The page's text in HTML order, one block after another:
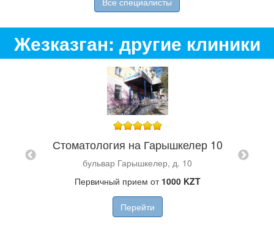
Жезказган: другие клиники
Стоматология на Гарышкелер 10
бульвар Гарышкелер, д. 10
Первичный прием от 1000 KZT
Перейти